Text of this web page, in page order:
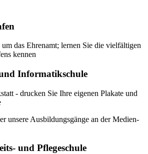
das Ehrenamt; lernen Sie die vielfältigen
kennen
Informatikschule
- drucken Sie Ihre eigenen Plakate und
unsere Ausbildungsgänge an der Medien-
und Pflegeschule